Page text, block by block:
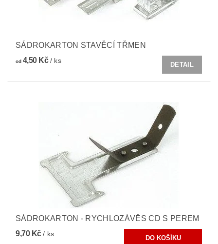
SÁDROKARTON STAVĚCÍ TŘMEN
od4,50 Kč/ ks
DETAIL
SÁDROKARTON - RYCHLOZÁVĚS CD S PEREM
9,70 Kč/ ks